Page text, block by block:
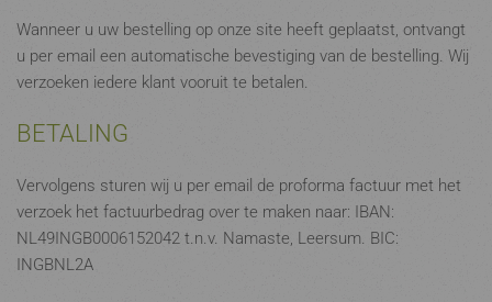
Wanneer u uw bestelling op onze site heeft geplaatst, ontvangt
u per email een automatische bevestiging van de bestelling. Wij
verzoeken iedere klant vooruit te betalen.
BETALING
Vervolgens sturen wij u per email de proforma factuur met het
verzoek het factuurbedrag over te maken naar: IBAN:
NL49INGB0006152042 t.n.v. Namaste, Leersum. BIC:
INGBNL2A